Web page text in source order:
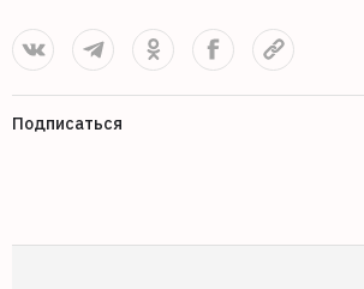
Подписаться